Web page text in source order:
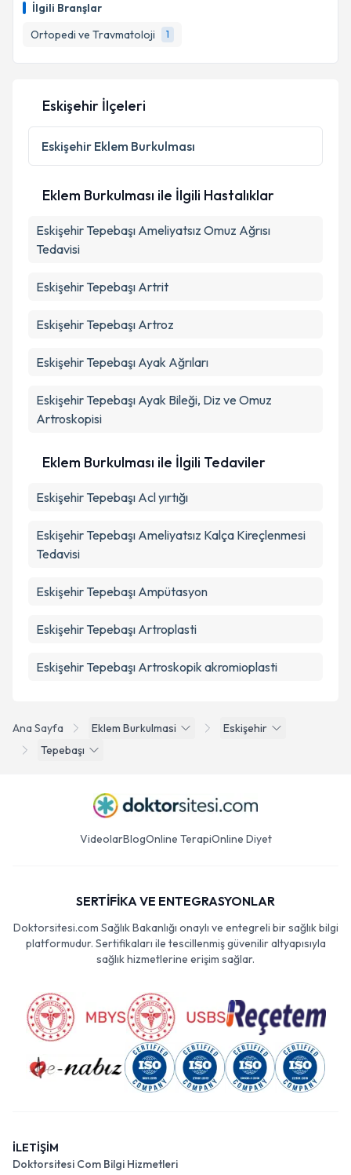
İlgili Branşlar
Ortopedi ve Travmatoloji
1
takvim hazırlandığında e-posta ile bilgilendireceğiz.
Kişisel verilerimin işlenmesine ilişkinAydınlatma
Metni 'ni okudum ve kişisel verilerimin belirtilen
kapsamda işlenmesini kabul ediyorum.
Takvim Talebini Gönder
Ana Sayfa Eklem Burkulmasi
Eskişehir
Tepebaşı
Eskişehir İlçeleri
Eskişehir Eklem Burkulması
Eklem Burkulması ile İlgili Hastalıklar
Eskişehir Tepebaşı Ameliyatsız Omuz Ağrısı
Tedavisi
Eskişehir Tepebaşı Artrit
Eskişehir Tepebaşı Artroz
Eskişehir Tepebaşı Ayak Ağrıları
Eskişehir Tepebaşı Ayak Bileği, Diz ve Omuz
Artroskopisi
Eklem Burkulması ile İlgili Tedaviler
Eskişehir Tepebaşı Acl yırtığı
Eskişehir Tepebaşı Ameliyatsız Kalça Kireçlenmesi
Tedavisi
Eskişehir Tepebaşı Ampütasyon
Eskişehir Tepebaşı Artroplasti
Eskişehir Tepebaşı Artroskopik akromioplasti
VideolarBlogOnline TerapiOnline Diyet
SERTİFİKA VE ENTEGRASYONLAR
Doktorsitesi.com Sağlık Bakanlığı onaylı ve entegreli bir sağlık bilgi
platformudur. Sertifikaları ile tescillenmiş güvenilir altyapısıyla
sağlık hizmetlerine erişim sağlar.
İLETİŞİM
Doktorsitesi Com Bilgi Hizmetleri